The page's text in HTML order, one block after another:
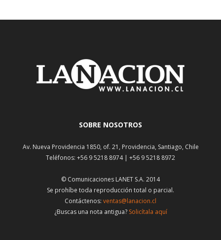
SOBRE NOSOTROS
Av. Nueva Providencia 1850, of. 21, Providencia, Santiago, Chile
Teléfonos: +56 9 5218 8974 | +56 9 5218 8972
© Comunicaciones LANET S.A. 2014
Se prohíbe toda reproducción total o parcial.
Contáctenos: ventas@lanacion.cl
¿Buscas una nota antigua? Solicítala aquí